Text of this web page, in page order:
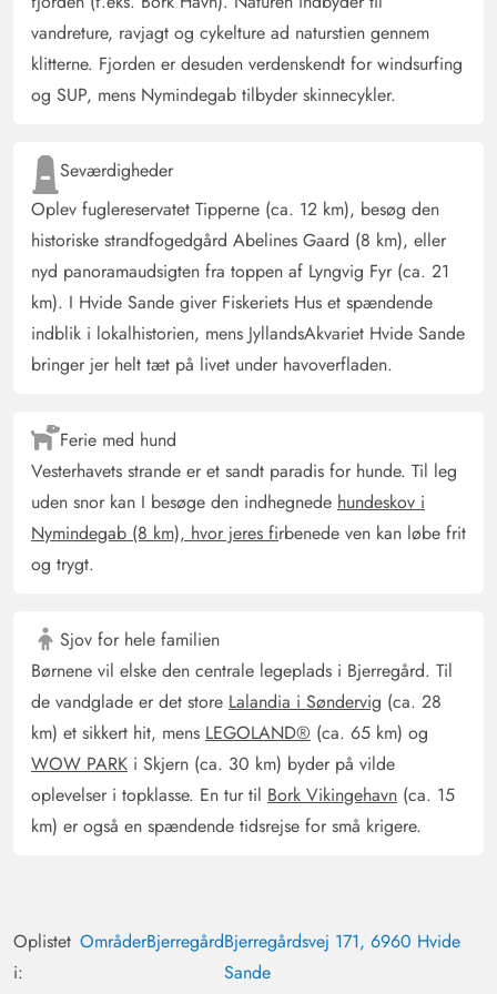
AI Oversat (Se oprindelig)
Vi følte os godt tilpas fra første minut. Dette hus er
perfekt. Efter to uger ville vi gerne have blevet længere.
Ingrid Veit
Deutschland
AI Oversat (Se oprindelig)
5 ud af 5
5 ud af 5
5 out of 5
25/11/2024
Et feriehus, som beskrevet online! Rent, hygge indrettet,
med alle bekvemmeligheder! Udsigten til naturen er
betagende!
Jula Helmke
Deutschland
AI Oversat (Se oprindelig)
5 ud af 5
5 ud af 5
5 out of 509/11/2024
Moderne hus, der samtidig er stilfuldt og hyggeligt.
Super indrettet, alt hvad man har brug for er der. Møbler
har en dejlig udsigt over de andre huse og klitterne i
baggrunden. Vi havde en fantastisk tid!
Björn Göttsche
Deutschland
AI Oversat (Se oprindelig)
5 ud af 5
5 ud af 5
5 out of 516/10/2024
Huset er super integreret i omgivelserne, ikke synligt og
Gast
5 ud af 5
5 ud af 5
5 out of 5
12/10/2024
vandreture, ravjagt og cykelture ad naturstien gennem
klitterne. Fjorden er desuden verdenskendt for windsurfing
og SUP, mens Nymindegab tilbyder skinnecykler.
Seværdigheder
Oplev fuglereservatet Tipperne (ca. 12 km), besøg den
historiske strandfogedgård Abelines Gaard (8 km), eller
nyd panoramaudsigten fra toppen af Lyngvig Fyr (ca. 21
km). I Hvide Sande giver Fiskeriets Hus et spændende
indblik i lokalhistorien, mens JyllandsAkvariet Hvide Sande
bringer jer helt tæt på livet under havoverfladen.
Ferie med hund
Vesterhavets strande er et sandt paradis for hunde. Til leg
uden snor kan I besøge den indhegnede hundeskov i
Nymindegab (8 km), hvor jeres firbenede ven kan løbe frit
og trygt.
Sjov for hele familien
Børnene vil elske den centrale legeplads i Bjerregård. Til
de vandglade er det store Lalandia i Søndervig (ca. 28
km) et sikkert hit, mens LEGOLAND® (ca. 65 km) og
WOW PARK i Skjern (ca. 30 km) byder på vilde
oplevelser i topklasse. En tur til Bork Vikingehavn (ca. 15
km) er også en spændende tidsrejse for små krigere.
Oplistet
i:
OmråderBjerregårdBjerregårdsvej 171, 6960 Hvide
Sande